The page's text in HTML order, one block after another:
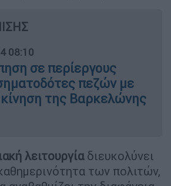
08:10
σε περίεργους
πεζών με
της Βαρκελώνης
λειτουργίαδιευκολύνει
των πολιτών,